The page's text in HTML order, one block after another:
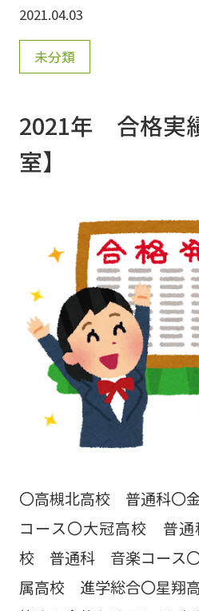
予定です。詳細が決まり
せいたします。ぜひ、お
2021.04.03
未分類
2021年 合格実
室】
〇高槻北高校 普通科〇
コース〇大冠高校 普通
校 普通科 音楽コース
属高校 進学総合〇星翔